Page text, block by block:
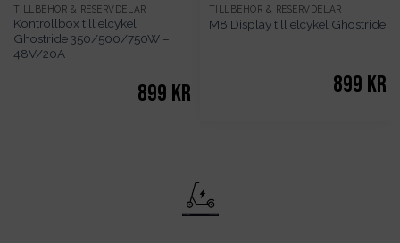
TILLBEHÖR & RESERVDELAR
Kontrollbox till elcykel
Ghostride 350/500/750W –
48V/20A
899 kr
TILLBEHÖR & RESERVDELAR
M8 Display till elcykel Ghostride
899 kr